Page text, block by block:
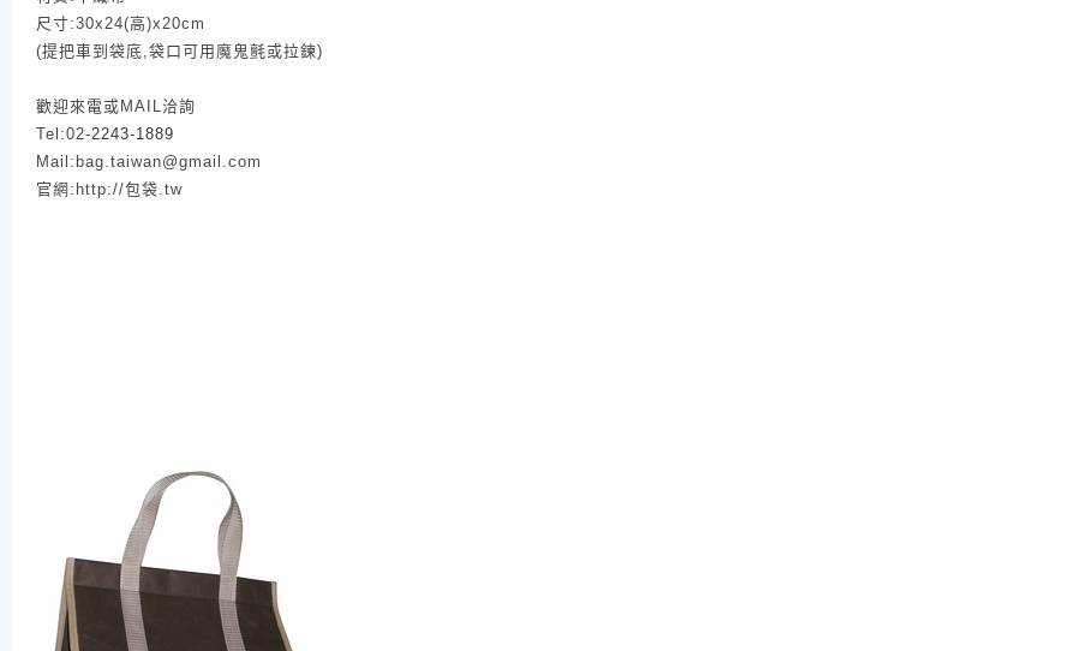
尺寸:30x24(高)x20cm
(提把車到袋底,袋口可用魔鬼氈或拉鍊)
歡迎來電或MAIL洽詢
Tel:02-2243-1889
Mail:bag.taiwan@gmail.com
官網:http://包袋.tw